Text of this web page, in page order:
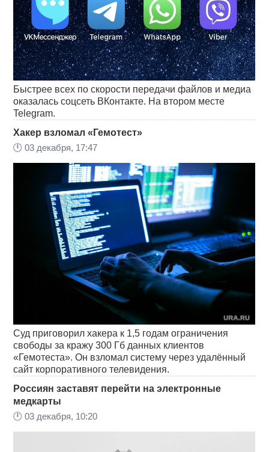
Быстрее всех по скорости передачи файлов и медиа
оказалась соцсеть ВКонтакте. На втором месте
Telegram.
Хакер взломал «Гемотест»
🕛03 декабря, 17:47
Суд приговорил хакера к 1,5 годам ограничения
свободы за кражу 300 Гб данных клиентов
«Гемотеста». Он взломал систему через удалённый
сайт корпоративного телевидения.
Россиян заставят перейти на электронные
медкарты
🕛03 декабря, 10:20